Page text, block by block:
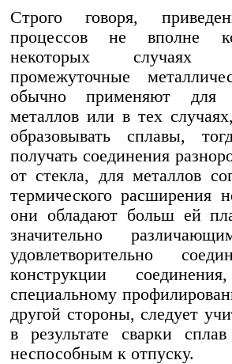
Строго говоря,
процессов не вполне
некоторых случаях
промежуточные
обычно применяют для
металлов или в тех
образовывать сплавы,
получать соединения
от стекла, для металлов
термического расширения
они обладают больш ей
значительно
удовлетворительно
конструкции
специальному
другой стороны, следует
в результате сварки
неспособным к отпуску.